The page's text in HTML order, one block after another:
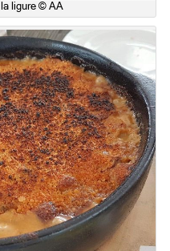
ligure © AA